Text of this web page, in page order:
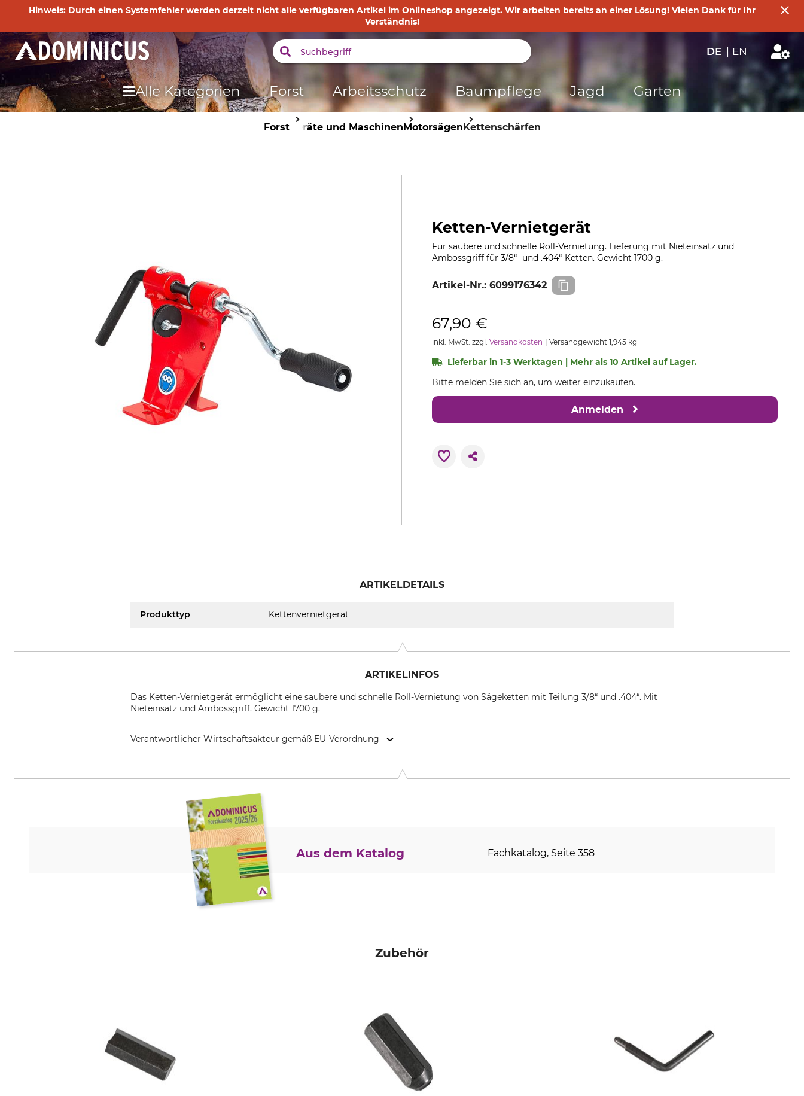
Hinweis: Durch einen Systemfehler werden derzeit nicht alle verfügbaren Artikel im Onlineshop angezeigt. Wir arbeiten bereits an einer Lösung! Vielen Dank für Ihr
Verständnis!
DE | EN
Alle Kategorien Forst Arbeitsschutz Baumpflege Jagd Garten
ForstGeräte und MaschinenMotorsägenKettenschärfen
Ketten-Vernietgerät
Für saubere und schnelle Roll-Vernietung. Lieferung mit Nieteinsatz und
Ambossgriff für 3/8“- und .404“-Ketten. Gewicht 1700 g.
Artikel-Nr.: 6099176342
67,90 €
inkl. MwSt. zzgl. Versandkosten Versandgewicht 1,945 kg
Lieferbar in 1-3 Werktagen | Mehr als 10 Artikel auf Lager.
Bitte melden Sie sich an, um weiter einzukaufen.
Anmelden
ARTIKELDETAILS
Produkttyp Kettenvernietgerät
ARTIKELINFOS
Das Ketten-Vernietgerät ermöglicht eine saubere und schnelle Roll-Vernietung von Sägeketten mit Teilung 3/8“ und .404“. Mit
Nieteinsatz und Ambossgriff. Gewicht 1700 g.
Verantwortlicher Wirtschaftsakteur gemäß EU-Verordnung
Aus dem Katalog Fachkatalog, Seite 358
Zubehör